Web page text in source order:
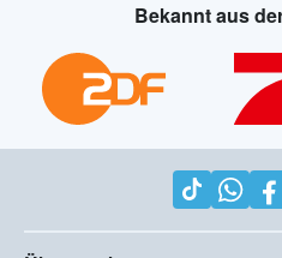
Bekannt aus